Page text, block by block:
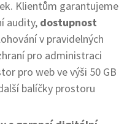
Klientům garantujeme
audity, dostupnost
v pravidelných
pro administraci
pro web ve výši 50 GB
balíčky prostoru